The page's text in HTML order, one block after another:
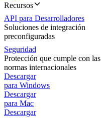
Recursos
API para Desarrolladores
Soluciones de integración
preconfiguradas
Seguridad
Protección que cumple con las
normas internacionales
Descargar
para Windows
Descargar
para Mac
Descargar